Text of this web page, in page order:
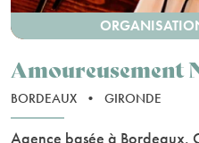
Amoureusement
BORDEAUX • GIRONDE
Agence basée à Bordeaux.